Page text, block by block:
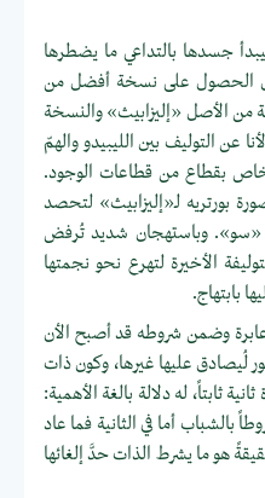
جسدها بالتداعي ما يضطرها
الحصول على نسخة أفضل من
من الأصل «إليزابيث» والنسخة
عن التوليف بين الليبيدو والهمّ
بقطاع من قطاعات الوجود.
بورتريه لـ«إليزابيث» لتحصد
«سو». وباستهجان شديد تُرفض
الأخيرة لتهرع نحو نجمتها
بابتهاج.
وضمن شروطه قد أصبح الأن
لُيصادق عليها غيرها، وكون ذات
ثابتاً، له دلالة بالغة الأهمية:
بالشباب أما في الثانية فما عاد
هو ما يشرط الذات حدَّ إلغائها